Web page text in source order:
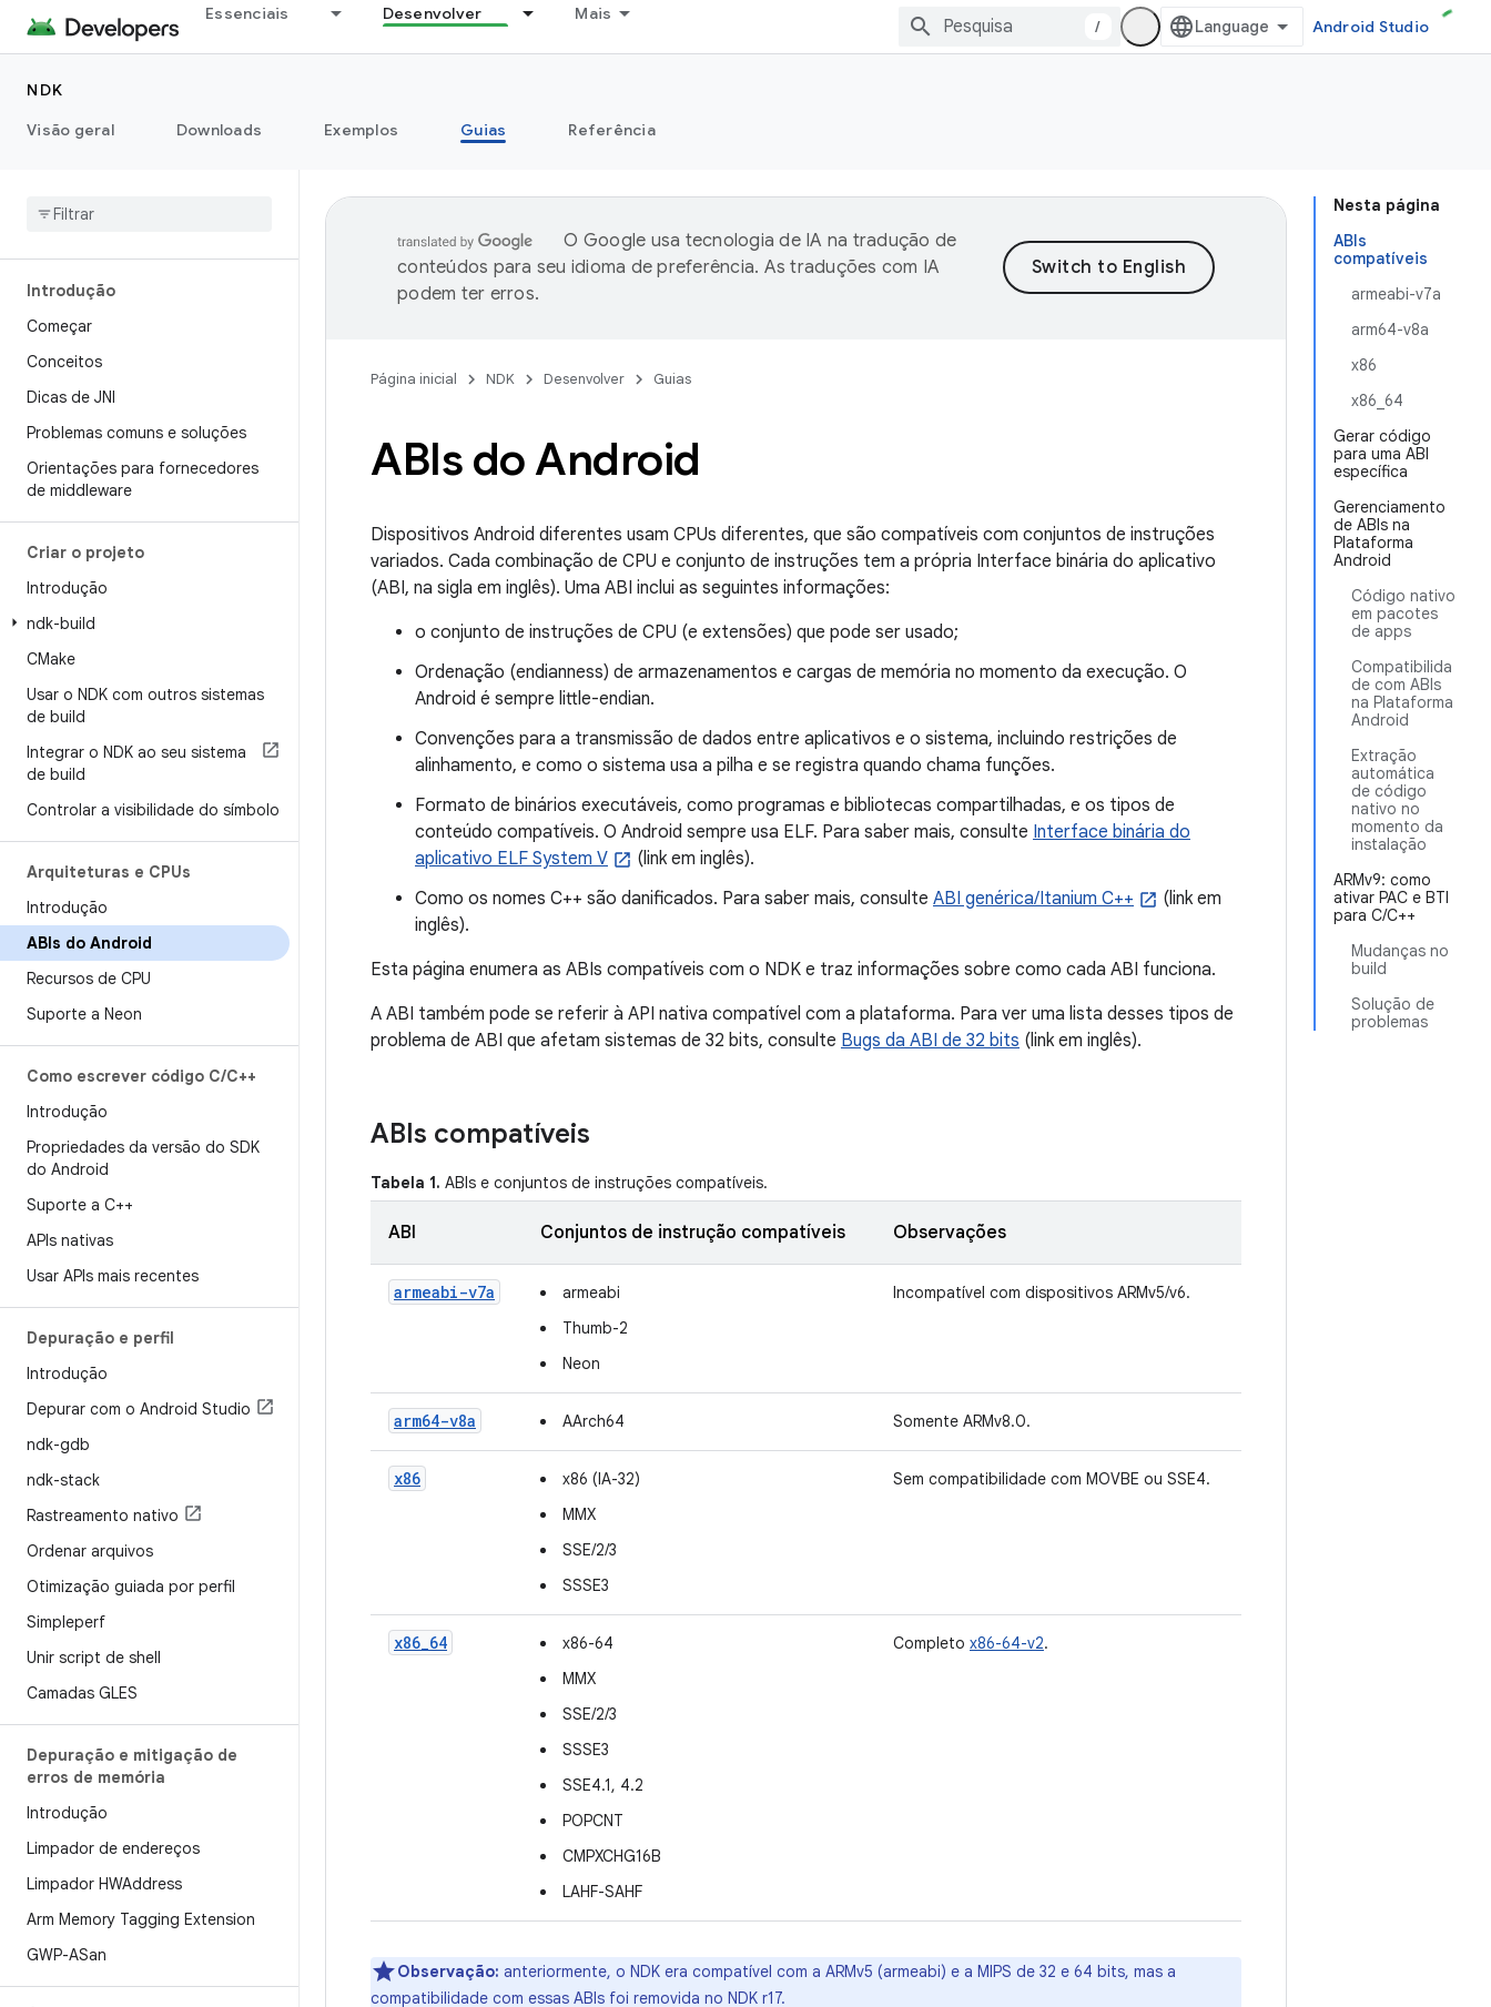
Essenciais Desenvolver Mais
/ Android Studio
NDK
Visão geral
Downloads Exemplos Guias Referência
Introdução
Começar
Conceitos
Dicas de JNI
Problemas comuns e soluções
Orientações para fornecedores
de middleware
Criar o projeto
Introdução
ndk-build
CMake
Usar o NDK com outros sistemas
de build
Integrar o NDK ao seu sistema
de build
Controlar a visibilidade do símbolo
Arquiteturas e CPUs
Introdução
ABIs do Android
Recursos de CPU
Suporte a Neon
Como escrever código C/C++
Introdução
Propriedades da versão do SDK
do Android
Suporte a C++
APIs nativas
Usar APIs mais recentes
Depuração e perfil
Introdução
Depurar com o Android Studio
ndk-gdb
ndk-stack
Rastreamento nativo
Ordenar arquivos
Otimização guiada por perfil
Simpleperf
Unir script de shell
Camadas GLES
Depuração e mitigação de
erros de memória
Introdução
Limpador de endereços
Limpador HWAddress
Arm Memory Tagging Extension
GWP-ASan
Nesta página
ABIs
compatíveis
armeabi-v7a
arm64-v8a
x86
x86_64
Gerar código
para uma ABI
específica
Gerenciamento
de ABIs na
Plataforma
Android
Código nativo
em pacotes
de apps
Compatibilida
de com ABIs
na Plataforma
Android
Extração
automática
de código
nativo no
momento da
instalação
ARMv9: como
ativar PAC e BTI
para C/C++
Mudanças no
build
Solução de
problemas
O Google usa tecnologia de IA na tradução de
conteúdos para seu idioma de preferência. As traduções com IA
podem ter erros.
Página inicial NDK Desenvolver Guias
ABIs do Android
Dispositivos Android diferentes usam CPUs diferentes, que são compatíveis com conjuntos de instruções
variados. Cada combinação de CPU e conjunto de instruções tem a própria Interface binária do aplicativo
(ABI, na sigla em inglês). Uma ABI inclui as seguintes informações:
o conjunto de instruções de CPU (e extensões) que pode ser usado;
Ordenação (endianness) de armazenamentos e cargas de memória no momento da execução. O
Android é sempre little-endian.
Convenções para a transmissão de dados entre aplicativos e o sistema, incluindo restrições de
alinhamento, e como o sistema usa a pilha e se registra quando chama funções.
Formato de binários executáveis, como programas e bibliotecas compartilhadas, e os tipos de
conteúdo compatíveis. O Android sempre usa ELF. Para saber mais, consulte Interface binária do
aplicativo ELF System V
(link em inglês).
Como os nomes C++ são danificados. Para saber mais, consulte ABI genérica/Itanium C++
(link em
inglês).
Esta página enumera as ABIs compatíveis com o NDK e traz informações sobre como cada ABI funciona.
A ABI também pode se referir à API nativa compatível com a plataforma. Para ver uma lista desses tipos de
problema de ABI que afetam sistemas de 32 bits, consulte Bugs da ABI de 32 bits (link em inglês).
ABIs compatíveis
Tabela 1. ABIs e conjuntos de instruções compatíveis.
ABI Conjuntos de instrução compatíveis Observações
armeabi-v7a
armeabi
Thumb-2
Neon
Incompatível com dispositivos ARMv5/v6.
arm64-v8a AArch64 Somente ARMv8.0.
x86
x86 (IA-32)
MMX
SSE/2/3
SSSE3
Sem compatibilidade com MOVBE ou SSE4.
x86_64
x86-64
MMX
SSE/2/3
SSSE3
SSE4.1, 4.2
POPCNT
CMPXCHG16B
LAHF-SAHF
Completo x86-64-v2.
Observação: anteriormente, o NDK era compatível com a ARMv5 (armeabi) e a MIPS de 32 e 64 bits, mas a
compatibilidade com essas ABIs foi removida no NDK r17.